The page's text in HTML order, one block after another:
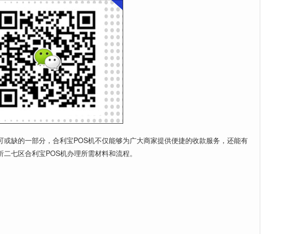
缺的一部分，合利宝POS机不仅能够为广大商家提供便捷的收款服务，还能有
七区合利宝POS机办理所需材料和流程。